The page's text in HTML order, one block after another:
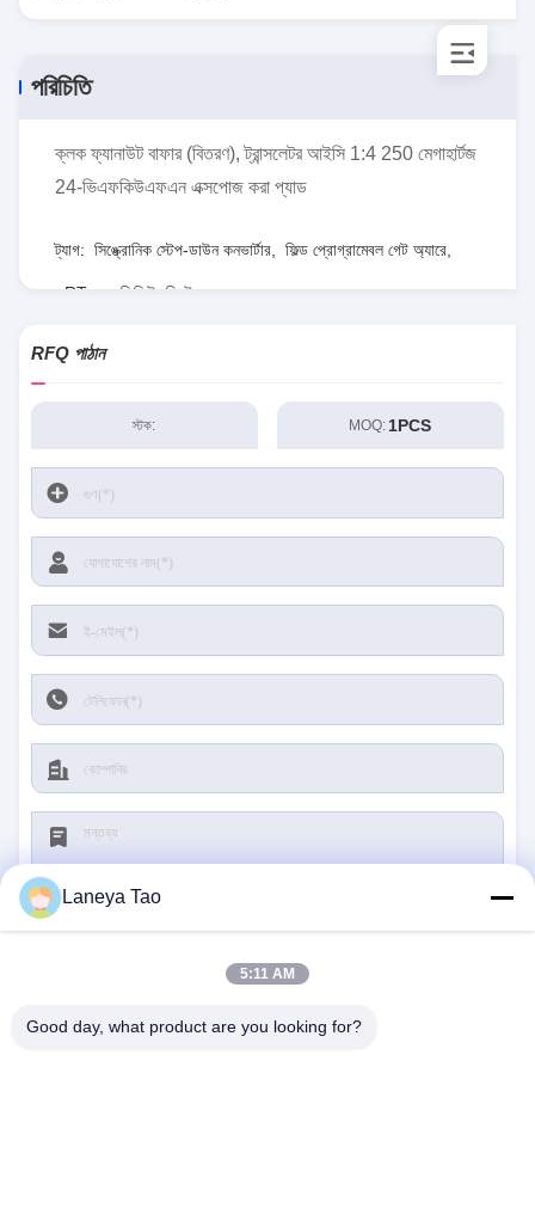
পরিচিতি
ক্লক ফ্যানাউট বাফার (বিতরণ), ট্রান্সলেটর আইসি 1:4 250 মেগাহার্টজ
24-ভিএফকিউএফএন এক্সপোজ করা প্যাড
ট্যাগ: সিঙ্ক্রোনিক স্টেপ-ডাউন কনভার্টার ফিল্ড প্রোগ্রামেবল গেট অ্যারে
RT৮০৭৭জিকিউডব্লিউ
RFQ পাঠান
স্টক: MOQ: 1PCS
জমা দিন
Laneya Tao
5:11 AM
Good day, what product are you looking for?